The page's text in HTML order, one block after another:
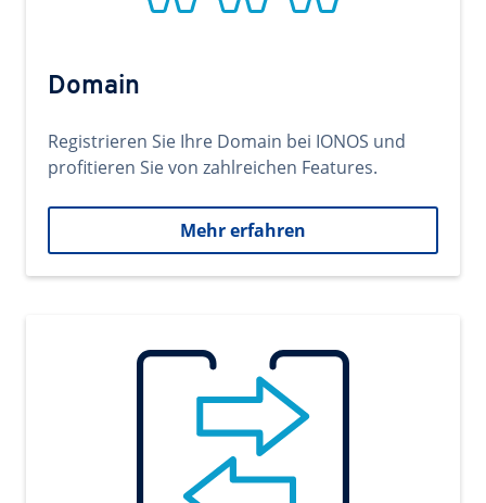
Domain
Registrieren Sie Ihre Domain bei IONOS und
profitieren Sie von zahlreichen Features.
Mehr erfahren